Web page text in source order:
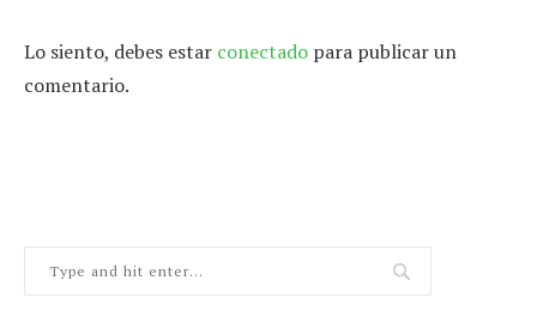
Lo siento, debes estar conectado para publicar un
comentario.